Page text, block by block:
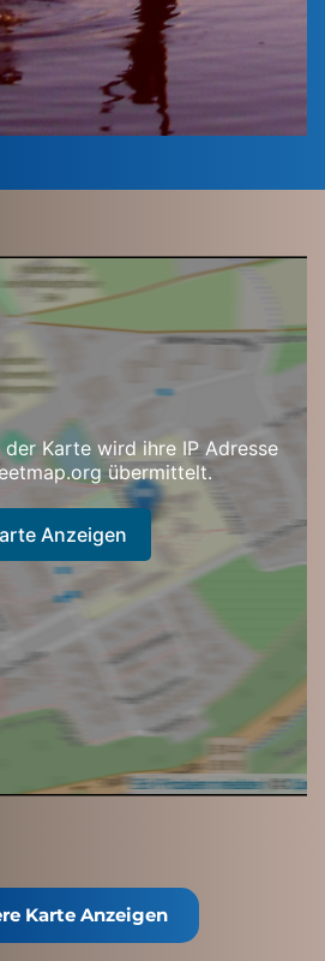
Karte wird ihre IP Adresse
übermittelt.
Anzeigen
Karte Anzeigen